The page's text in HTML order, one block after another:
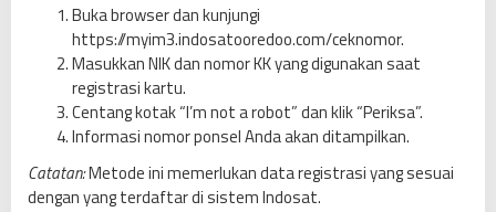
Buka browser dan kunjungi
https://myim3.indosatooredoo.com/ceknomor.
Masukkan NIK dan nomor KK yang digunakan saat
registrasi kartu.
Centang kotak “I’m not a robot” dan klik “Periksa”.
Informasi nomor ponsel Anda akan ditampilkan.
Catatan:Metode ini memerlukan data registrasi yang sesuai
dengan yang terdaftar di sistem Indosat.